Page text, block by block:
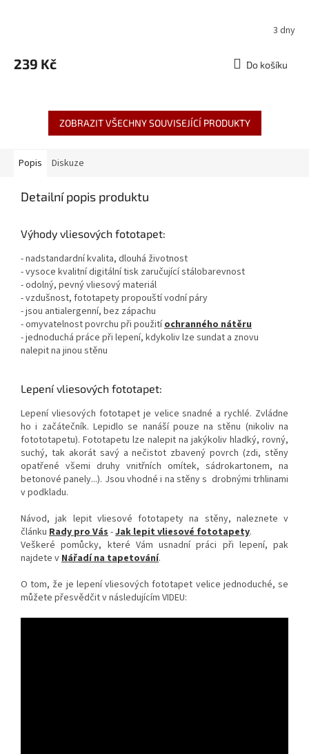
3 dny
239 Kč Do košíku
ZOBRAZIT VŠECHNY SOUVISEJÍCÍ PRODUKTY
Popis Diskuze
Detailní popis produktu
Výhody vliesových fototapet:
- nadstandardní kvalita, dlouhá životnost
- vysoce kvalitní digitální tisk zaručující stálobarevnost
- odolný, pevný vliesový materiál
- vzdušnost, fototapety propouští vodní páry
- jsou antialergenní, bez zápachu
- omyvatelnost povrchu při použitíochranného nátěru
- jednoduchá práce při lepení, kdykoliv lze sundat a znovu
nalepit na jinou stěnu
Lepení vliesových fototapet:
Lepení vliesových fototapet je velice snadné a rychlé. Zvládne
ho i začátečník. Lepidlo se nanáší pouze na stěnu (nikoliv na
fotototapetu). Fototapetu lze nalepit na jakýkoliv hladký, rovný,
suchý, tak akorát savý a nečistot zbavený povrch (zdi, stěny
opatřené všemi druhy vnitřních omítek, sádrokartonem, na
betonové panely...). Jsou vhodné i na stěny s drobnými trhlinami
v podkladu.
Návod, jak lepit vliesové fototapety na stěny, naleznete v
článku Rady pro Vás-Jak lepit vliesové fototapety.
Veškeré pomůcky, které Vám usnadní práci při lepení, pak
najdete vNářadí na tapetování.
O tom, že je lepení vliesových fototapet velice jednoduché, se
můžete přesvědčit v následujícím VIDEU: